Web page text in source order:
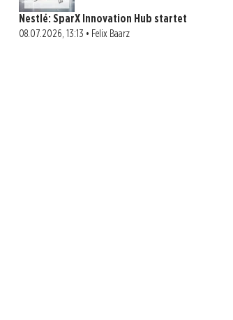
Nestlé: SparX Innovation Hub startet
08.07.2026, 13:13 • Felix Baarz